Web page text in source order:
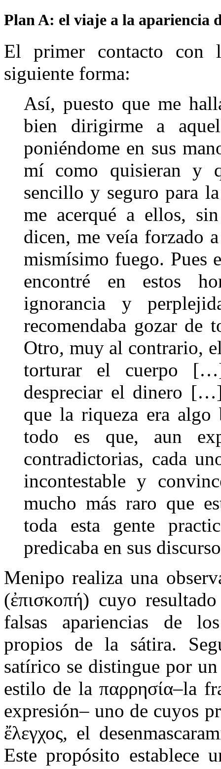
Plan A: el viaje a la apariencia
El primer contacto con
siguiente forma:
Así, puesto que me
bien dirigirme a
poniéndome en sus
mí como quisieran y
sencillo y seguro para
me acerqué a ellos,
dicen, me veía forzado
mismísimo fuego. Pues
encontré en estos
ignorancia y
recomendaba gozar de
Otro, muy al contrario,
torturar el cuerpo
despreciar el dinero
que la riqueza era
todo es que, aun
contradictorias, cada
incontestable y
mucho más raro que
toda esta gente
predicaba en sus
Menipo realiza una
(ἐπισκοπή) cuyo
falsas apariencias de
propios de la sátira.
satírico se distingue por
estilo de la παρρησία–la
expresión– uno de cuyos
ἔλεγχος, el
Este propósito establece